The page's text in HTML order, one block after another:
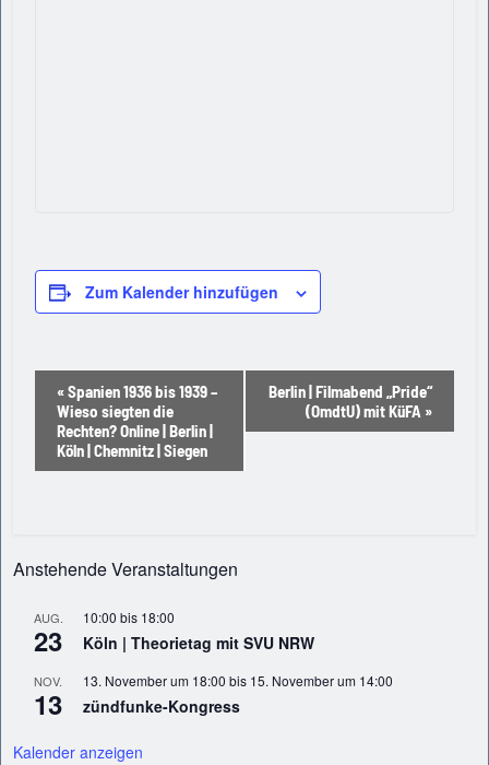
Zum Kalender hinzufügen
Veranstaltung-
Navigation
«Spanien 1936 bis 1939 –
Wieso siegten die
Rechten? Online | Berlin |
Köln | Chemnitz | Siegen
Berlin | Filmabend „Pride“
(OmdtU) mit KüFA »
Anstehende Veranstaltungen
AUG.
23
10:00 bis 18:00
Köln | Theorietag mit SVU NRW
NOV.
13
13. November um 18:00 bis 15. November um 14:00
zündfunke-Kongress
Kalender anzeigen